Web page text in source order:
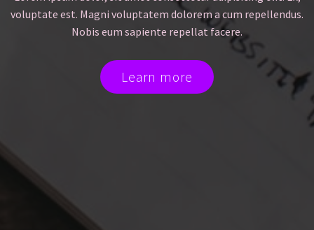
voluptate est. Magni voluptatem dolorem a cum repellendus.
Nobis eum sapiente repellat facere.
Learn more